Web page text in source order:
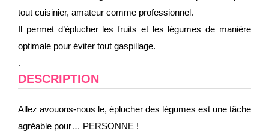
tout cuisinier, amateur comme professionnel.
Il permet d’éplucher les fruits et les légumes de manière
optimale pour éviter tout gaspillage.
.
DESCRIPTION
Allez avouons-nous le, éplucher des légumes est une tâche
agréable pour… PERSONNE !